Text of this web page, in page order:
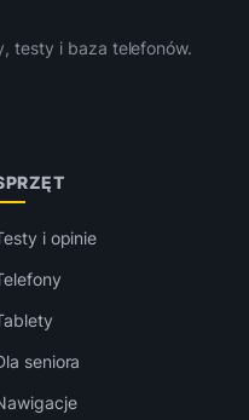
testy i baza telefonów.
i opinie
seniora